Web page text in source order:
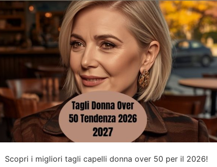
Scopri i migliori tagli capelli donna over 50 per il 2026!